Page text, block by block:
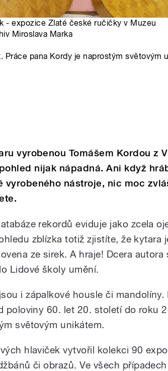
- expozice Zlaté české ručičky v Muzeu
Miroslava Marka
Práce pana Kordy je naprostým světovým
vyrobenou Tomášem Kordou z
nijak nápadná. Ani když
vyrobeného nástroje, nic moc
rekordů eviduje jako zcela
zblízka totiž zjistíte, že kytara
ze sirek. A hraje! Dcera
Lidové školy umění.
i zápalkové housle či mandolíny.
poloviny 60. let 20. století do roku
světovým unikátem.
hlaviček vytvořil kolekci 90
či obrazů. Ve všech